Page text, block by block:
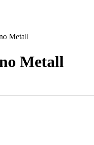
Metall
Metall